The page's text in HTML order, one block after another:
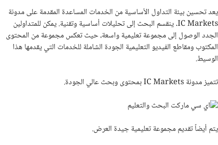
يعد تحسين بيئة التداول الأساسية من الخدمات المساعدة المقدمة على مدونة
IC Markets. ينقسم البحث إلى تحليلات أساسية وتقنية. يمكن للمتداولين
الجدد الوصول إلى مجموعة تعليمية واسعة، حيث تعكس مجموعة من المحتوى
المكتوب ومقاطع الفيديو التعليمية الجودة الشاملة للخدمات التي يقدمها هذا
الوسيط.
تتميز مدونةIC Marketsبمحتوى وبحث عالي الجودة.
يتم أيضاً تقديم مجموعة تعليمية جيدة العرض.